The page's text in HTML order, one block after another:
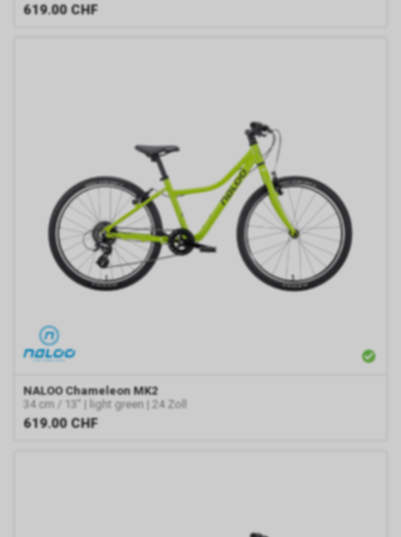
619.00 CHF
NALOO Chameleon MK2
34 cm / 13" | light green | 24 Zoll
619.00 CHF